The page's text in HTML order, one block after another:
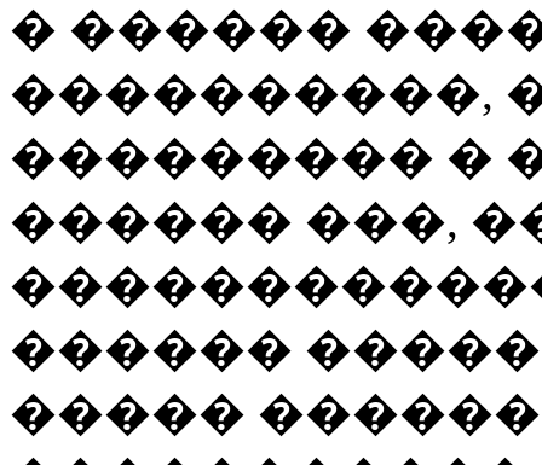
� ������
����������,
��������� �
������ ���,
������
�����